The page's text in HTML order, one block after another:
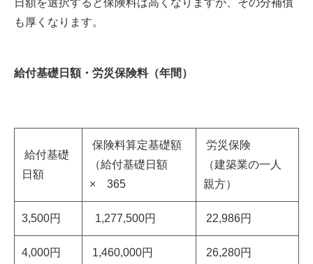
も厚くなります。
給付基礎日額・労災保険料（年間）
給付基礎
日額
保険料算定基礎額
（給付基礎日額
× 365
労災保険
（建築業の一人
親方）
3,500円 1,277,500円 22,986円
4,000円 1,460,000円 26,280円